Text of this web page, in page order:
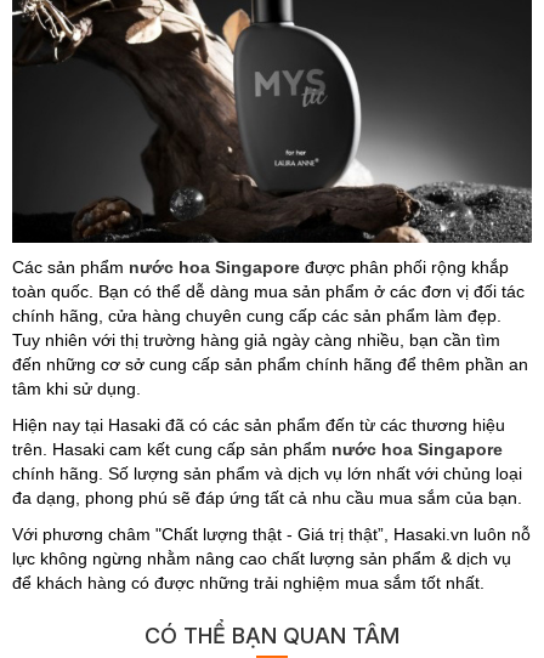
Các sản phẩm nước hoa Singapore được phân phối rộng khắp
toàn quốc. Bạn có thể dễ dàng mua sản phẩm ở các đơn vị đối tác
chính hãng, cửa hàng chuyên cung cấp các sản phẩm làm đẹp.
Tuy nhiên với thị trường hàng giả ngày càng nhiều, bạn cần tìm
đến những cơ sở cung cấp sản phẩm chính hãng để thêm phần an
tâm khi sử dụng.
Hiện nay tại Hasaki đã có các sản phẩm đến từ các thương hiệu
trên. Hasaki cam kết cung cấp sản phẩm nước hoa Singapore
chính hãng. Số lượng sản phẩm và dịch vụ lớn nhất với chủng loại
đa dạng, phong phú sẽ đáp ứng tất cả nhu cầu mua sắm của bạn.
Với phương châm "Chất lượng thật - Giá trị thật”, Hasaki.vn luôn nỗ
lực không ngừng nhằm nâng cao chất lượng sản phẩm & dịch vụ
để khách hàng có được những trải nghiệm mua sắm tốt nhất.
CÓ THỂ BẠN QUAN TÂM